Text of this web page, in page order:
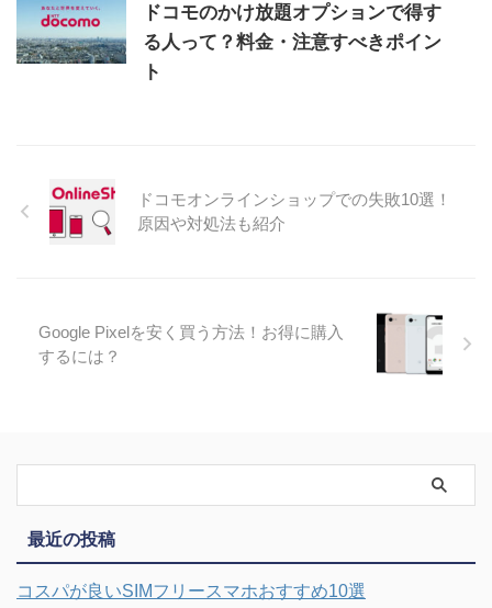
ドコモのかけ放題オプションで得す
る人って？料金・注意すべきポイン
ト
ドコモオンラインショップでの失敗10選！
原因や対処法も紹介
Google Pixelを安く買う方法！お得に購入
するには？
最近の投稿
コスパが良いSIMフリースマホおすすめ10選